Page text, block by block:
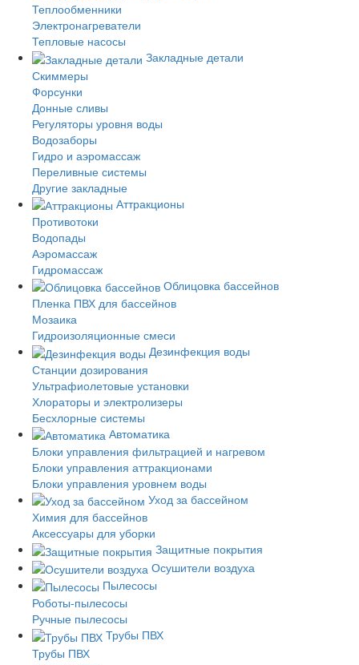
Теплообменники
Электронагреватели
Тепловые насосы
Закладные детали
Скиммеры
Форсунки
Донные сливы
Регуляторы уровня воды
Водозаборы
Гидро и аэромассаж
Переливные системы
Другие закладные
Аттракционы
Противотоки
Водопады
Аэромассаж
Гидромассаж
Облицовка бассейнов
Пленка ПВХ для бассейнов
Мозаика
Гидроизоляционные смеси
Дезинфекция воды
Станции дозирования
Ультрафиолетовые установки
Хлораторы и электролизеры
Бесхлорные системы
Автоматика
Блоки управления фильтрацией и нагревом
Блоки управления аттракционами
Блоки управления уровнем воды
Уход за бассейном
Химия для бассейнов
Аксессуары для уборки
Защитные покрытия
Осушители воздуха
Пылесосы
Роботы-пылесосы
Ручные пылесосы
Трубы ПВХ
Трубы ПВХ